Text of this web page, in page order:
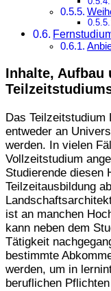
Inhalte, Aufbau
Das
entweder an
werden. In vielen
Vollzeitstudium
Studierende diesen
Teilzeitausbildung
ist an manchen
kann neben dem
Tätigkeit
bestimmte
werden, um in
beruflichen